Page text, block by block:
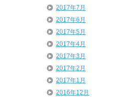
2017年7月
2017年6月
2017年5月
2017年4月
2017年3月
2017年2月
2017年1月
2016年12月